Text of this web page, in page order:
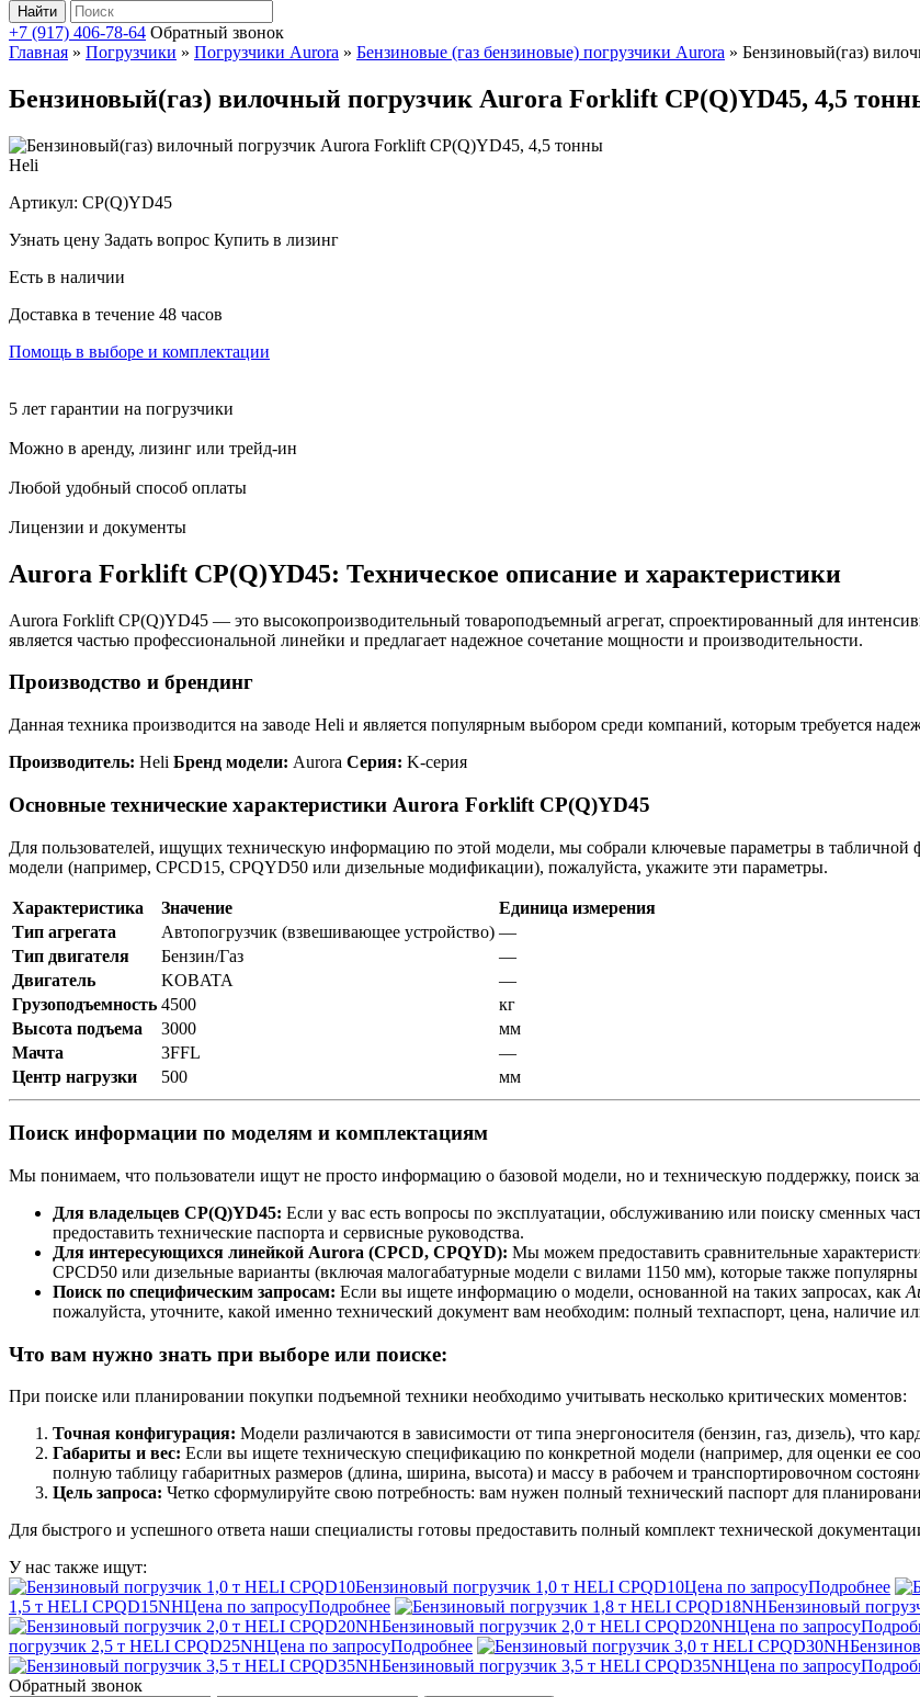
Найти
+7 (917) 406-78-64 Обратный звонок
Главная » Погрузчики » Погрузчики Aurora » Бензиновые (газ бензиновые) погрузчики Aurora » Бензиновый(газ)
Бензиновый(газ) вилочный погрузчик Aurora Forklift CP(Q)YD45, 4,5
Heli
Артикул: CP(Q)YD45
Узнать цену Задать вопрос Купить в лизинг
Есть в наличии
Доставка в течение 48 часов
Помощь в выборе и комплектации
5 лет гарантии на погрузчики
Можно в аренду, лизинг или трейд-ин
Любой удобный способ оплаты
Лицензии и документы
Aurora Forklift CP(Q)YD45: Техническое описание и характеристики
Aurora Forklift CP(Q)YD45 — это высокопроизводительный товароподъемный агрегат, спроектированный для
является частью профессиональной линейки и предлагает надежное сочетание мощности и производительности.
Производство и брендинг
Данная техника производится на заводе Heli и является популярным выбором среди компаний, которым требуется
Производитель: Heli Бренд модели: Aurora Серия: K-серия
Основные технические характеристики Aurora Forklift CP(Q)YD45
Для пользователей, ищущих техническую информацию по этой модели, мы собрали ключевые параметры в табличной
модели (например, CPCD15, CPQYD50 или дизельные модификации), пожалуйста, укажите эти параметры.
Характеристика Значение
Единица измерения
Тип агрегата
Автопогрузчик (взвешивающее устройство) —
Тип двигателя
Бензин/Газ
—
Двигатель
KOBATA
—
Грузоподъемность 4500
кг
Высота подъема
3000
мм
Мачта
3FFL
—
Центр нагрузки
500 мм
Поиск информации по моделям и комплектациям
Мы понимаем, что пользователи ищут не просто информацию о базовой модели, но и техническую поддержку, поиск
Для владельцев CP(Q)YD45: Если у вас есть вопросы по эксплуатации, обслуживанию или поиску сменных
предоставить технические паспорта и сервисные руководства.
Для интересующихся линейкой Aurora (CPCD, CPQYD): Мы можем предоставить сравнительные
CPCD50 или дизельные варианты (включая малогабатурные модели с вилами 1150 мм), которые также популярны
Поиск по специфическим запросам: Если вы ищете информацию о модели, основанной на таких запросах, как
пожалуйста, уточните, какой именно технический документ вам необходим: полный техпаспорт, цена, наличие
Что вам нужно знать при выборе или поиске:
При поиске или планировании покупки подъемной техники необходимо учитывать несколько критических моментов:
Точная конфигурация: Модели различаются в зависимости от типа энергоносителя (бензин, газ, дизель), что
Габариты и вес: Если вы ищете техническую спецификацию по конкретной модели (например, для оценки ее
полную таблицу габаритных размеров (длина, ширина, высота) и массу в рабочем и транспортировочном
Цель запроса: Четко сформулируйте свою потребность: вам нужен полный технический паспорт для
Для быстрого и успешного ответа наши специалисты готовы предоставить полный комплект технической
У нас также ищут:
Бензиновый погрузчик 1,0 т HELI CPQD10Цена по запросуПодробнее
1,5 т HELI CPQD15NHЦена по запросуПодробнее Бензиновый
Бензиновый погрузчик 2,0 т HELI CPQD20NHЦена по запросу
погрузчик 2,5 т HELI CPQD25NHЦена по запросуПодробнее
Бензиновый погрузчик 3,5 т HELI CPQD35NHЦена по запросу
Обратный звонок